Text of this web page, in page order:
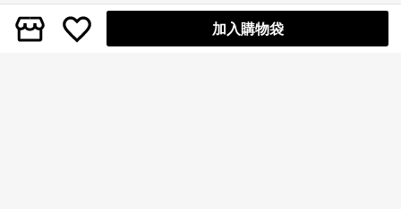
加入購物袋